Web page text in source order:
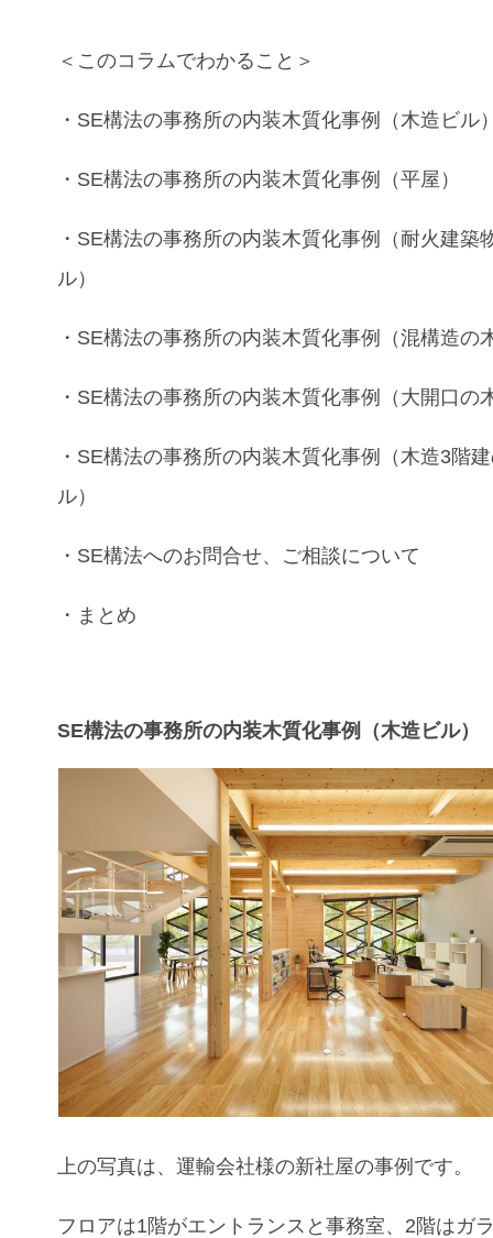
＜このコラムでわかること＞
・ SE構法の事務所の内装木質化事例（木造ビル
・ SE構法の事務所の内装木質化事例（平屋 ）
・ SE構法の事務所の内装木質化事例（ 耐火建築
ル）
・ SE構法の事務所の内装木質化事例（混構造の
・ SE構法の事務所の内装木質化事例（ 大開口の
・ SE構法の事務所の内装木質化事例（木造3階建
ル）
・ SE構法へのお問合せ、ご相談について
・まとめ
SE構法の事務所の内装木質化事例（木造ビル）
上の写真は、運輸会社様の新社屋の事例です。
フロアは1階がエントランスと事務室、2階はガ